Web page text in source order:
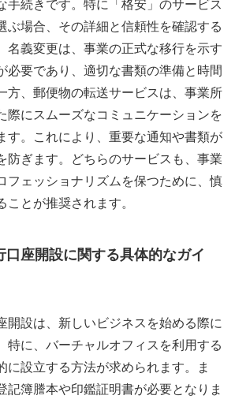
手続きです。特に「格安」のサービス
ぶ場合、その詳細と信頼性を確認する
名義変更は、事業の正式な移行を示す
必要であり、適切な書類の準備と時間
方、郵便物の転送サービスは、事業所
際にスムーズなコミュニケーションを
す。これにより、重要な通知や書類が
防ぎます。どちらのサービスも、事業
フェッショナリズムを保つために、慎
ことが推奨されます。
口座開設に関する具体的なガイ
開設は、新しいビジネスを始める際に
特に、バーチャルオフィスを利用する
に設立する方法が求められます。ま
記簿謄本や印鑑証明書が必要となりま